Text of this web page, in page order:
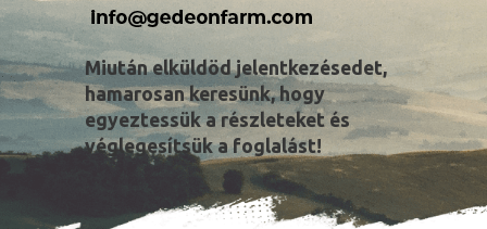
Miután elküldöd jelentkezésedet,
hamarosan keresünk, hogy
egyeztessük a részleteket és
véglegesítsük a foglalást!